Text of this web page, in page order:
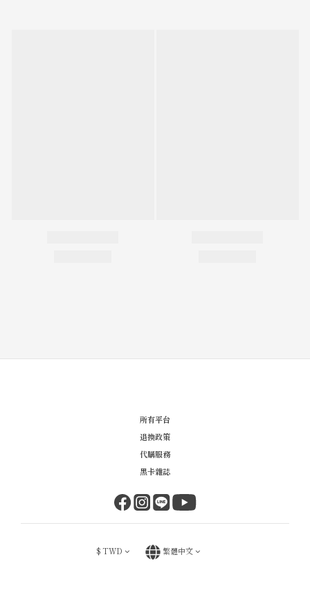
所有平台
退換政策
代購服務
黑卡雜誌
$TWD 繁體中文